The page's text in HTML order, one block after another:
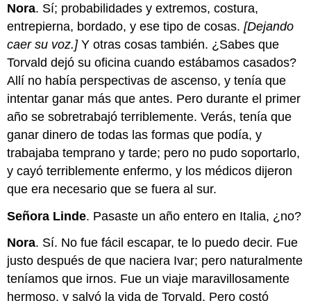
Nora. Sí; probabilidades y extremos, costura,
entrepierna, bordado, y ese tipo de cosas.[Dejando
caer su voz.]Y otras cosas también. ¿Sabes que
Torvald dejó su oficina cuando estábamos casados?
Allí no había perspectivas de ascenso, y tenía que
intentar ganar más que antes. Pero durante el primer
año se sobretrabajó terriblemente. Verás, tenía que
ganar dinero de todas las formas que podía, y
trabajaba temprano y tarde; pero no pudo soportarlo,
y cayó terriblemente enfermo, y los médicos dijeron
que era necesario que se fuera al sur.
Señora Linde. Pasaste un año entero en Italia, ¿no?
Nora. Sí. No fue fácil escapar, te lo puedo decir. Fue
justo después de que naciera Ivar; pero naturalmente
teníamos que irnos. Fue un viaje maravillosamente
hermoso, y salvó la vida de Torvald. Pero costó